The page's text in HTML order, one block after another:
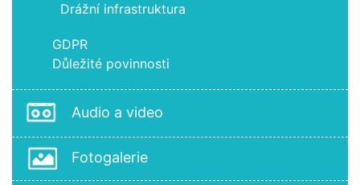
Drážní infrastruktura
GDPR
Důležité povinnosti
Audio a video
Fotogalerie